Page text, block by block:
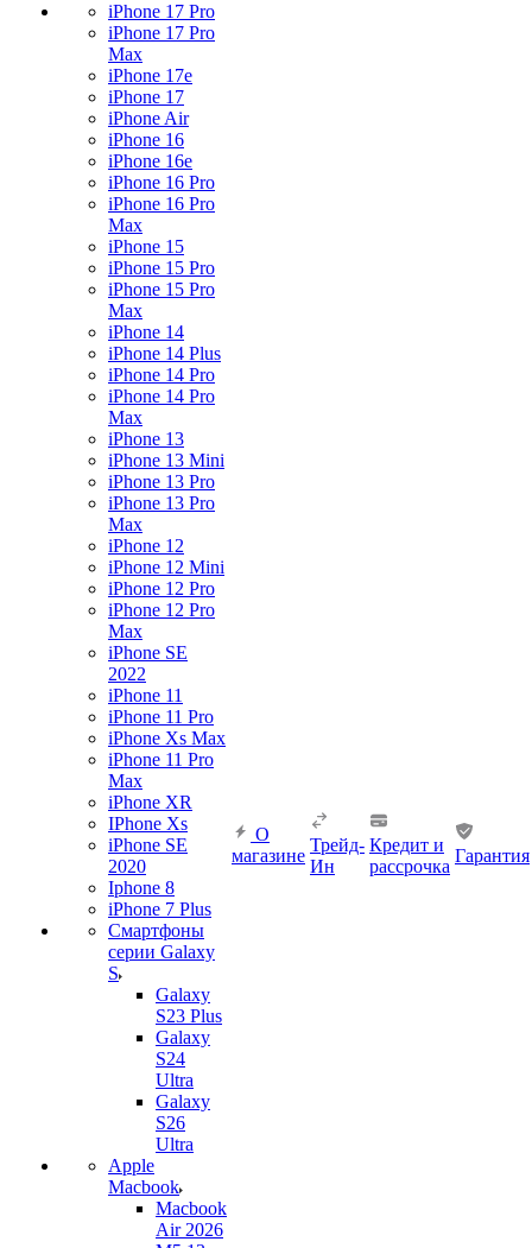
iPhone 17 Pro
iPhone 17 Pro
Max
iPhone 17e
iPhone 17
iPhone Air
iPhone 16
iPhone 16e
iPhone 16 Pro
iPhone 16 Pro
Max
iPhone 15
iPhone 15 Pro
iPhone 15 Pro
Max
iPhone 14
iPhone 14 Plus
iPhone 14 Pro
iPhone 14 Pro
Max
iPhone 13
iPhone 13 Mini
iPhone 13 Pro
iPhone 13 Pro
Max
iPhone 12
iPhone 12 Mini
iPhone 12 Pro
iPhone 12 Pro
Max
iPhone SE
2022
iPhone 11
iPhone 11 Pro
iPhone Xs Max
iPhone 11 Pro
Max
iPhone XR
IPhone Xs
iPhone SE
2020
Iphone 8
iPhone 7 Plus
Смартфоны
серии Galaxy
S
Galaxy
S23 Plus
Galaxy
S24
Ultra
Galaxy
S26
Ultra
Apple
Macbook
Macbook
Air 2026
О
магазине
Трейд-
Ин
Кредит и
рассрочка
Гарантия